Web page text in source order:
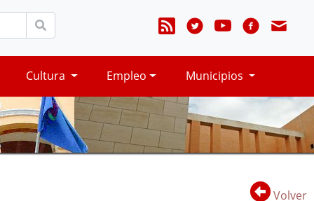
Cultura Empleo Municipios
Volver